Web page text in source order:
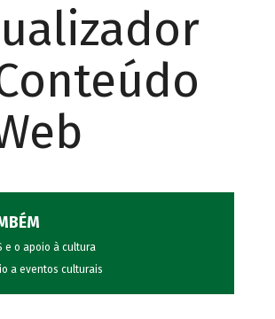
e o apoio à cultura
a eventos culturais